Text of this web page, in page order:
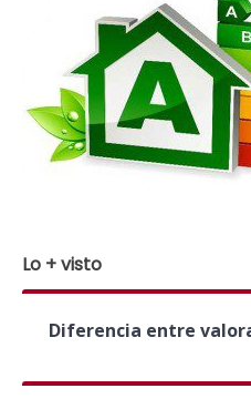
Lo + visto
Diferencia entre